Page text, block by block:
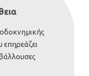
επηρεάζει